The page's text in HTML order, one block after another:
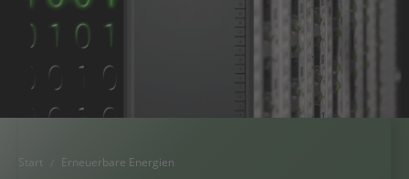
Start Erneuerbare Energien